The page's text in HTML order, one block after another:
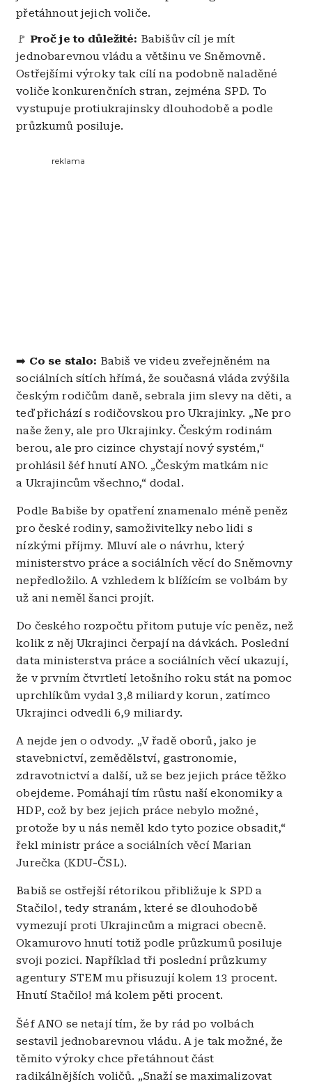
přetáhnout jejich voliče.
🚩 Proč je to důležité: Babišův cíl je mít
jednobarevnou vládu a většinu ve Sněmovně.
Ostřejšími výroky tak cílí na podobně naladěné
voliče konkurenčních stran, zejména SPD. To
vystupuje protiukrajinsky dlouhodobě a podle
průzkumů posiluje.
reklama
➡️ Co se stalo: Babiš ve videu zveřejněném na
sociálních sítích hřímá, že současná vláda zvýšila
českým rodičům daně, sebrala jim slevy na děti, a
teď přichází s rodičovskou pro Ukrajinky. „Ne pro
naše ženy, ale pro Ukrajinky. Českým rodinám
berou, ale pro cizince chystají nový systém,“
prohlásil šéf hnutí ANO. „Českým matkám nic
a Ukrajincům všechno,“ dodal.
Podle Babiše by opatření znamenalo méně peněz
pro české rodiny, samoživitelky nebo lidi s
nízkými příjmy. Mluví ale o návrhu, který
ministerstvo práce a sociálních věcí do Sněmovny
nepředložilo. A vzhledem k blížícím se volbám by
už ani neměl šanci projít.
Do českého rozpočtu přitom putuje víc peněz, než
kolik z něj Ukrajinci čerpají na dávkách. Poslední
data ministerstva práce a sociálních věcí ukazují,
že v prvním čtvrtletí letošního roku stát na pomoc
uprchlíkům vydal 3,8 miliardy korun, zatímco
Ukrajinci odvedli 6,9 miliardy.
A nejde jen o odvody. „V řadě oborů, jako je
stavebnictví, zemědělství, gastronomie,
zdravotnictví a další, už se bez jejich práce těžko
obejdeme. Pomáhají tím růstu naší ekonomiky a
HDP, což by bez jejich práce nebylo možné,
protože by u nás neměl kdo tyto pozice obsadit,“
řekl ministr práce a sociálních věcí Marian
Jurečka (KDU-ČSL).
Babiš se ostřejší rétorikou přibližuje k SPD a
Stačilo!, tedy stranám, které se dlouhodobě
vymezují proti Ukrajincům a migraci obecně.
Okamurovo hnutí totiž podle průzkumů posiluje
svoji pozici. Například tři poslední průzkumy
agentury STEM mu přisuzují kolem 13 procent.
Hnutí Stačilo! má kolem pěti procent.
Šéf ANO se netají tím, že by rád po volbách
sestavil jednobarevnou vládu. A je tak možné, že
těmito výroky chce přetáhnout část
radikálnějších voličů. „Snaží se maximalizovat